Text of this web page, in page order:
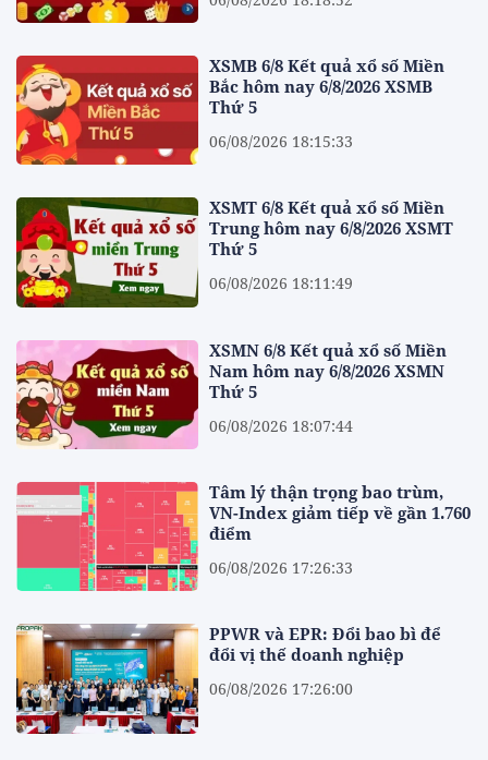
XSMB 6/8 Kết quả xổ số Miền
Bắc hôm nay 6/8/2026 XSMB
Thứ 5
06/08/2026 18:15:33
XSMT 6/8 Kết quả xổ số Miền
Trung hôm nay 6/8/2026 XSMT
Thứ 5
06/08/2026 18:11:49
XSMN 6/8 Kết quả xổ số Miền
Nam hôm nay 6/8/2026 XSMN
Thứ 5
06/08/2026 18:07:44
Tâm lý thận trọng bao trùm,
VN-Index giảm tiếp về gần 1.760
điểm
06/08/2026 17:26:33
PPWR và EPR: Đổi bao bì để
đổi vị thế doanh nghiệp
06/08/2026 17:26:00